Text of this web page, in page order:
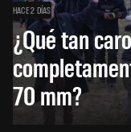
HACE 2 DÍAS
¿Qué tan
70 mm?